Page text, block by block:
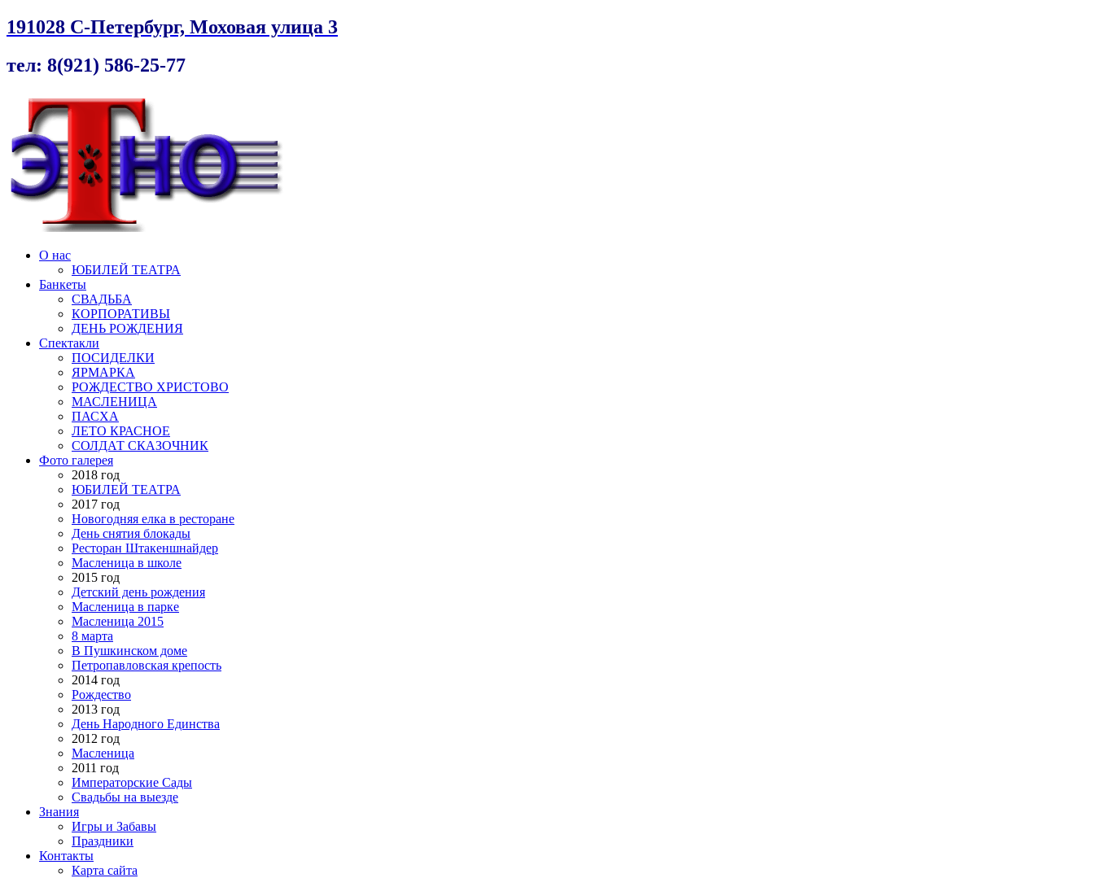
191028 С-Петербург, Моховая улица 3
тел: 8(921) 586-25-77
О нас
ЮБИЛЕЙ ТЕАТРА
Банкеты
СВАДЬБА
КОРПОРАТИВЫ
ДЕНЬ РОЖДЕНИЯ
Спектакли
ПОСИДЕЛКИ
ЯРМАРКА
РОЖДЕСТВО ХРИСТОВО
МАСЛЕНИЦА
ПАСХА
ЛЕТО КРАСНОЕ
СОЛДАТ СКАЗОЧНИК
Фото галерея
2018 год
ЮБИЛЕЙ ТЕАТРА
2017 год
Новогодняя елка в ресторане
День снятия блокады
Ресторан Штакеншнайдер
Масленица в школе
2015 год
Детский день рождения
Масленица в парке
Масленица 2015
8 марта
В Пушкинском доме
Петропавловская крепость
2014 год
Рождество
2013 год
День Народного Единства
2012 год
Масленица
2011 год
Императорские Сады
Свадьбы на выезде
Знания
Игры и Забавы
Праздники
Контакты
Карта сайта